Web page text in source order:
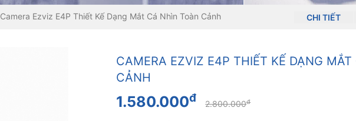
Camera Ezviz E4P Thiết Kế Dạng Mắt Cá Nhìn Toàn Cảnh CHI TIẾT
CAMERA EZVIZ E4P THIẾT KẾ DẠNG
CẢNH
1.580.000đ 2.800.000đ